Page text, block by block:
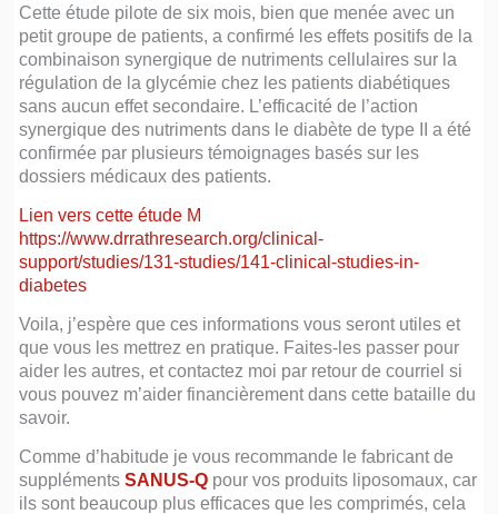
Cette étude pilote de six mois, bien que menée avec un
petit groupe de patients, a confirmé les effets positifs de la
combinaison synergique de nutriments cellulaires sur la
régulation de la glycémie chez les patients diabétiques
sans aucun effet secondaire. L’efficacité de l’action
synergique des nutriments dans le diabète de type II a été
confirmée par plusieurs témoignages basés sur les
dossiers médicaux des patients.
Lien vers cette étude M
https://www.drrathresearch.org/clinical-
support/studies/131-studies/141-clinical-studies-in-
diabetes
Voila, j’espère que ces informations vous seront utiles et
que vous les mettrez en pratique. Faites-les passer pour
aider les autres, et contactez moi par retour de courriel si
vous pouvez m’aider financièrement dans cette bataille du
savoir.
Comme d’habitude je vous recommande le fabricant de
supplémentsSANUS-Q pour vos produits liposomaux, car
ils sont beaucoup plus efficaces que les comprimés, cela